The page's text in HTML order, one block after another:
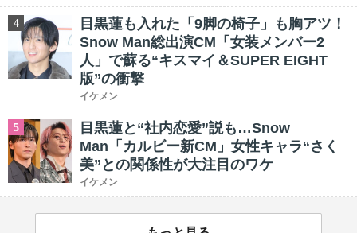
4
目黒蓮も入れた「9脚の椅子」も胸アツ！
Snow Man総出演CM「女装メンバー2
人」で蘇る“キスマイ＆SUPER EIGHT
版”の衝撃
イケメン
5
目黒蓮と“社内恋愛”説も…Snow
Man「カルビー新CM」女性キャラ“さく
美”との関係性が大注目のワケ
イケメン